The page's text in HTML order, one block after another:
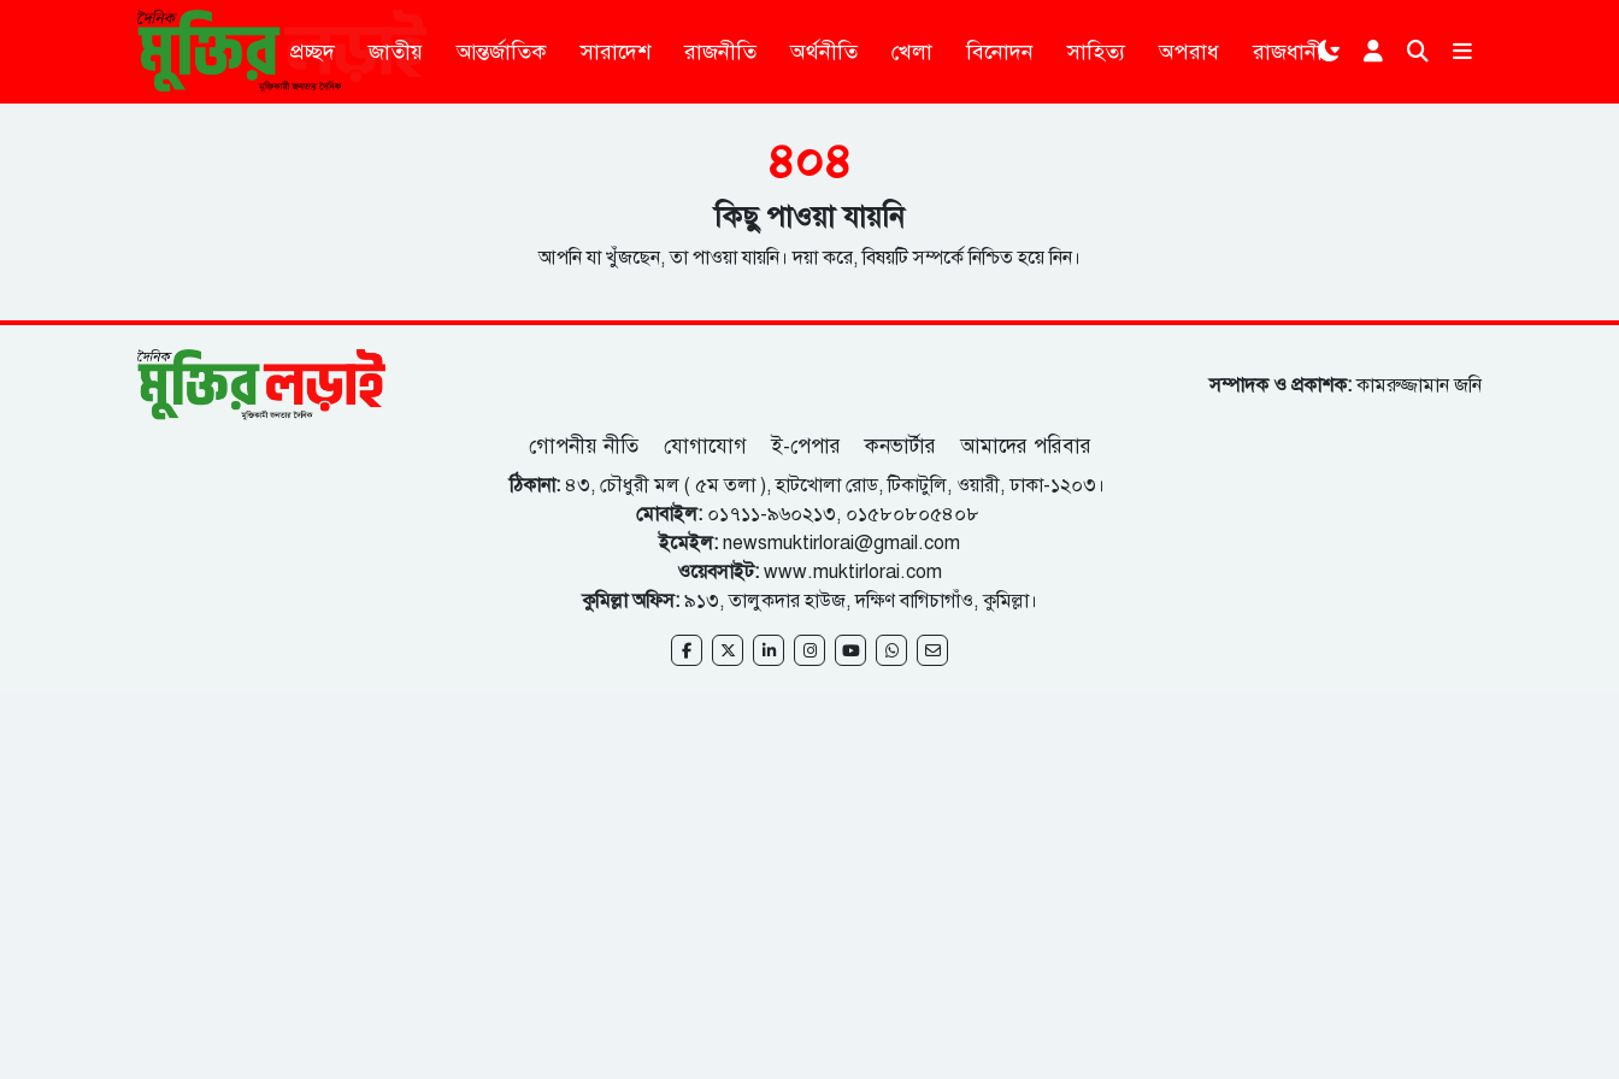
প্রচ্ছদ জাতীয় আন্তর্জাতিক সারাদেশ রাজনীতি অর্থনীতি খেলা বিনোদন সাহিত্য অপরাধ রাজধানী
৪০৪
কিছু পাওয়া যায়নি
আপনি যা খুঁজছেন, তা পাওয়া যায়নি। দয়া করে, বিষয়টি সম্পর্কে নিশ্চিত হয়ে নিন।
সম্পাদক ও প্রকাশক:কামরুজ্জামান জনি
গোপনীয় নীতি যোগাযোগ ই-পেপার কনভার্টার আমাদের পরিবার
ঠিকানা: ৪৩, চৌধুরী মল ( ৫ম তলা ), হাটখোলা রোড, টিকাটুলি, ওয়ারী, ঢাকা-১২০৩।
মোবাইল:০১৭১১-৯৬০২১৩, ০১৫৮০৮০৫৪০৮
ইমেইল: newsmuktirlorai@gmail.com
ওয়েবসাইট: www.muktirlorai.com
কুমিল্লা অফিস: ৯১৩, তালুকদার হাউজ, দক্ষিণ বাগিচাগাঁও, কুমিল্লা।